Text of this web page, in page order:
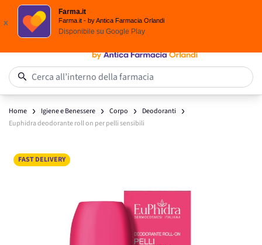
Spedizione
x
Farma.it
Farma.it - by Antica Farmacia Orlandi
Disponibile su Google Play
Salta al contenuto
Cerca all’interno della farmacia
Home Igiene e Benessere Corpo
Deodoranti
Euphidra deodorante roll on per pelli sensibili
FAST DELIVERY
Main image
Click to view image in fullscreen